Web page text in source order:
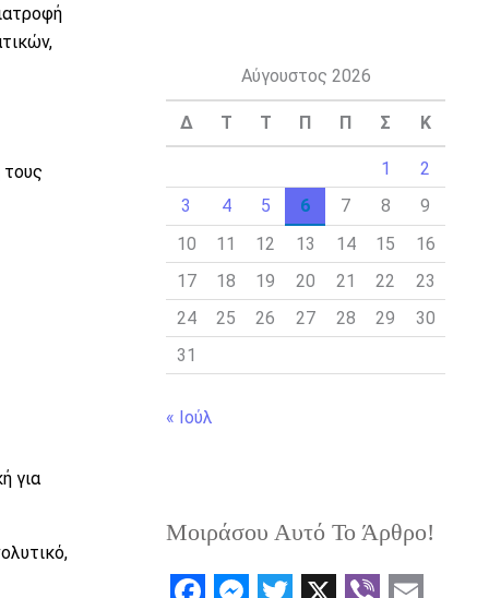
για
Αύγουστος 2026
Δ Τ Τ Π Π Σ Κ
1
2
3
4 5 6 7 8
9
10
11 12 13 14 15
16
17
18 19 20 21 22
23
24
25 26 27 28 29
30
31
« Ιούλ
Μοιράσου Αυτό Το Άρθρο!